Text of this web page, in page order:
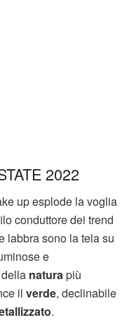
2022
up esplode la voglia
conduttore dei trend
labbra sono la tela su
e
naturapiù
il verde, declinabile
.